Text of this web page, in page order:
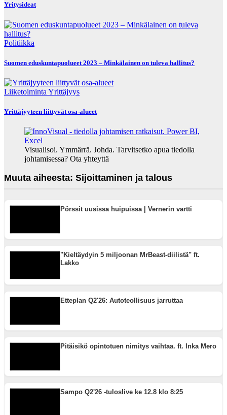
Yritysideat
Politiikka
Suomen eduskuntapuolueet 2023 – Minkälainen on tuleva hallitus?
Liiketoiminta Yrittäjyys
Yrittäjyyteen liittyvät osa-alueet
Visualisoi. Ymmärrä. Johda. Tarvitsetko apua tiedolla
johtamisessa? Ota yhteyttä
Muuta aiheesta: Sijoittaminen ja talous
Pörssit uusissa huipuissa | Vernerin vartti
"Kieltäydyin 5 miljoonan MrBeast-diilistä" ft.
Lakko
Etteplan Q2'26: Autoteollisuus jarruttaa
Pitäisikö opintotuen nimitys vaihtaa. ft. Inka Mero
Sampo Q2'26 -tuloslive ke 12.8 klo 8:25